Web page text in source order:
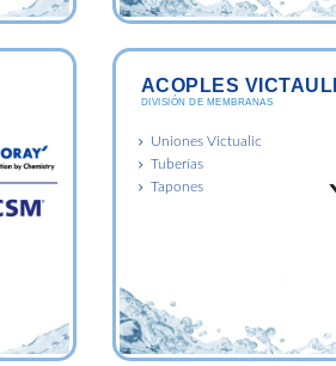
ACOPLES
DIVISIÓN DE MEMBRANAS
Uniones Victualic
Tuberías
Tapones